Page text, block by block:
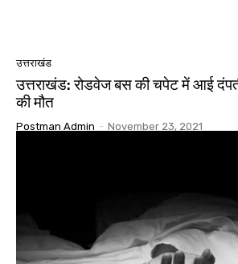
उत्तराखंड
उत्तराखंड: रोडवेज बस की चपेट में आई
की मौत
Postman Admin - November 23, 2021